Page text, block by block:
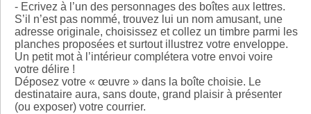
- Ecrivez à l’un des personnages des boîtes aux lettres.
S’il n’est pas nommé, trouvez lui un nom amusant, une
adresse originale, choisissez et collez un timbre parmi les
planches proposées et surtout illustrez votre enveloppe.
Un petit mot à l’intérieur complétera votre envoi voire
votre délire !
Déposez votre « œuvre » dans la boîte choisie. Le
destinataire aura, sans doute, grand plaisir à présenter
(ou exposer) votre courrier.